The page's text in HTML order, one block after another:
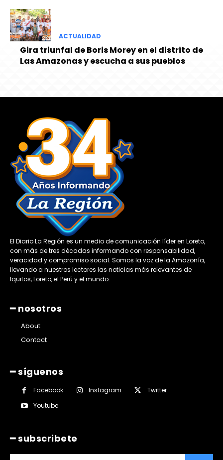
ACTUALIDAD
Gira triunfal de Boris Morey en el distrito de
Las Amazonas y escucha a sus pueblos
El Diario La Región es un medio de comunicación líder en Loreto,
con más de tres décadas informando con responsabilidad,
veracidad y compromiso social. Somos la voz de la Amazonía,
llevando a nuestros lectores las noticias más relevantes de
Iquitos, Loreto, el Perú y el mundo.
━ nosotros
About
Contact
━ síguenos
Facebook Instagram
Twitter
Youtube
━ subscribete